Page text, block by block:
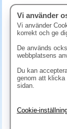
Vi använder
Vi använder
korrekt och ge
De används
webbplatsens
Du kan
genom att klicka
sidan.
Cookie-